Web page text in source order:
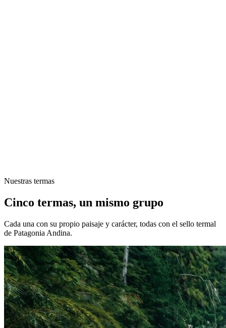
Nuestras termas
Cinco termas, un mismo grupo
Cada una con su propio paisaje y carácter, todas con el sello termal
de Patagonia Andina.